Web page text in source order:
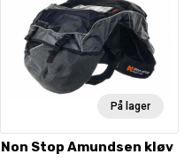
På lager
Non Stop Amundsen kløv